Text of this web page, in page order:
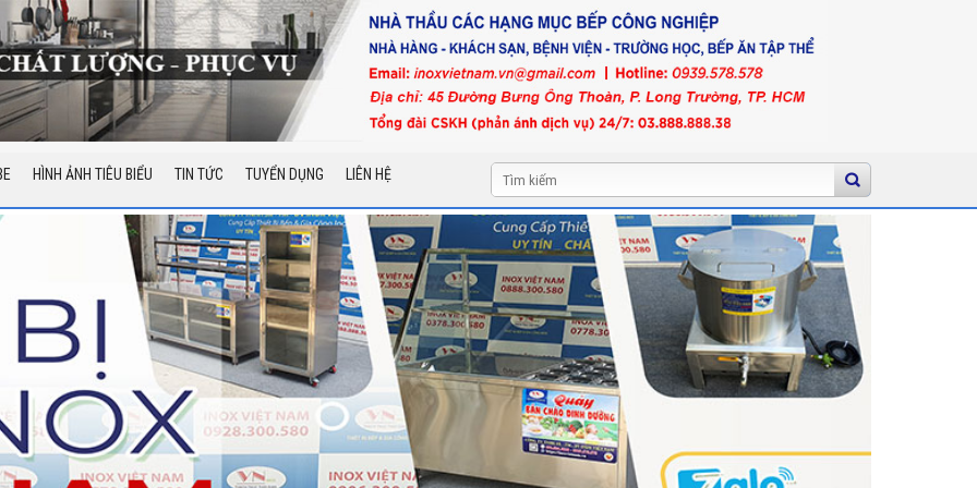
HÌNH ẢNH TIÊU BIỂU TIN TỨC TUYỂN DỤNG LIÊN HỆ
Tìm
kiếm: